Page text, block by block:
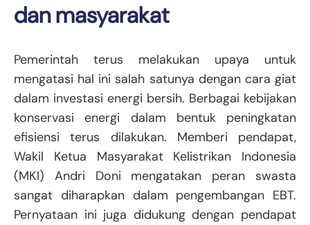
dan masyarakat
Pemerintah terus melakukan upaya untuk
mengatasi hal ini salah satunya dengan cara giat
dalam investasi energi bersih. Berbagai kebijakan
konservasi energi dalam bentuk peningkatan
efisiensi terus dilakukan. Memberi pendapat,
Wakil Ketua Masyarakat Kelistrikan Indonesia
(MKI) Andri Doni mengatakan peran swasta
sangat diharapkan dalam pengembangan EBT.
Pernyataan ini juga didukung dengan pendapat